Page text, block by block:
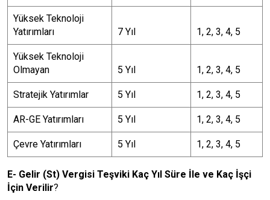
Yüksek Teknoloji
Yatırımları
7 Yıl 1, 2, 3, 4, 5
Yüksek Teknoloji
Olmayan
5 Yıl 1, 2, 3, 4, 5
Stratejik Yatırımlar 5 Yıl 1, 2, 3, 4, 5
AR-GE Yatırımları 5 Yıl 1, 2, 3, 4, 5
Çevre Yatırımları 5 Yıl 1, 2, 3, 4, 5
E- Gelir (St) Vergisi Teşviki Kaç Yıl Süre İle ve Kaç İşçi
İçin Verilir?